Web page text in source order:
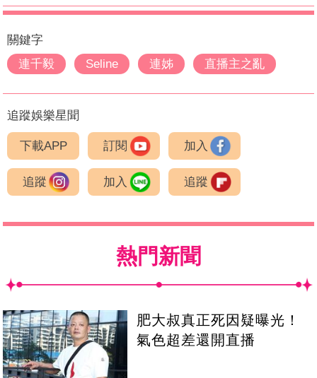
關鍵字
連千毅
Seline 連姊 直播主之亂
追蹤娛樂星聞
下載APP 訂閱 加入
追蹤 加入 追蹤
熱門新聞
肥大叔真正死因疑曝光！
氣色超差還開直播